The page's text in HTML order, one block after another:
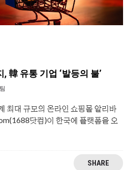
, 韓 유통 기업 ‘발등의 불’
최대 규모의 온라인 쇼핑몰 알리바
닷컴)이 한국에 플랫폼을 오
SHARE